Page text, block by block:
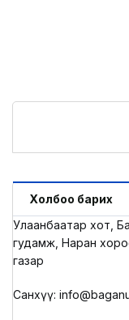
Холбоо барих
Улаанбаатар хот,
гудамж, Наран
газар
Санхүү: